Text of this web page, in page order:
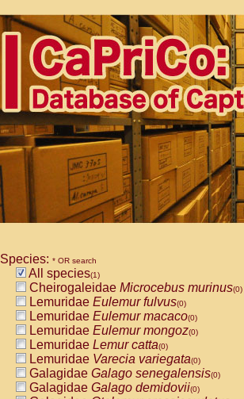
Species: * OR search
All species(1)
Cheirogaleidae Microcebus murinus(0)
Lemuridae Eulemur fulvus(0)
Lemuridae Eulemur macaco(0)
Lemuridae Eulemur mongoz(0)
Lemuridae Lemur catta(0)
Lemuridae Varecia variegata(0)
Galagidae Galago senegalensis(0)
Galagidae Galago demidovii(0)